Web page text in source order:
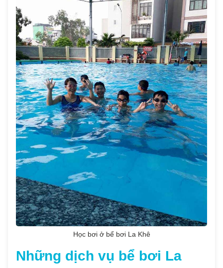
Học bơi ở bể bơi La Khê
Những dịch vụ bể bơi La